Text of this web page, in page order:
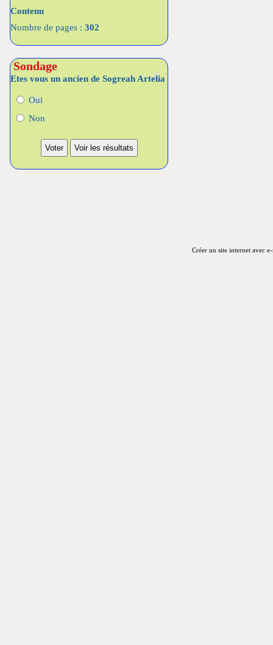
Contenu
Nombre de pages : 302
Sondage
Etes vous un ancien de Sogreah Artelia
Oui
Non
Créer un site internet avec